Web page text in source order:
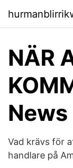
NÄR
News
Vad krävs för
handlare på